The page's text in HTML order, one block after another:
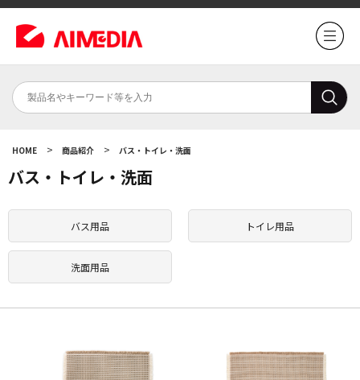
HOME > 商品紹介 > バス・トイレ・洗面
バス・トイレ・洗面
バス用品 トイレ用品
洗面用品